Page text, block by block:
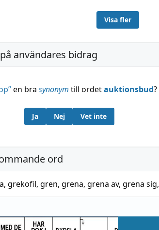
Visa fler
användares bidrag
”en bra synonym till ordetauktionsbud?
Ja Nej Vet inte
ord
, grekofil, gren, grena, grena av, grena sig,